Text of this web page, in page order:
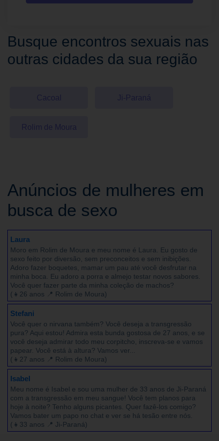
Busque encontros sexuais nas
outras cidades da sua região
Anúncios de mulheres em
busca de sexo
Laura
Moro em Rolim de Moura e meu nome é Laura. Eu gosto de
sexo feito por diversão, sem preconceitos e sem inibições.
Adoro fazer boquetes, mamar um pau até você desfrutar na
minha boca. Eu adoro a porra e almejo testar novos sabores.
Você quer fazer parte da minha coleção de machos?
(👧26 anos 📍 Rolim de Moura)
Stefani
Você quer o nirvana também? Você deseja a transgressão
pura? Aqui estou! Admira esta bunda gostosa de 27 anos, e se
você deseja admirar todo meu corpitcho, inscreva-se e vamos
papear. Você está à altura? Vamos ver...
(👧27 anos 📍 Rolim de Moura)
Isabel
Meu nome é Isabel e sou uma mulher de 33 anos de Ji-Paraná
com a transgressão em meu sangue! Você tem planos para
hoje à noite? Tenho alguns picantes. Quer fazê-los comigo?
Vamos bater um papo no chat e ver se há tesão entre nós.
(👧33 anos 📍 Ji-Paraná)